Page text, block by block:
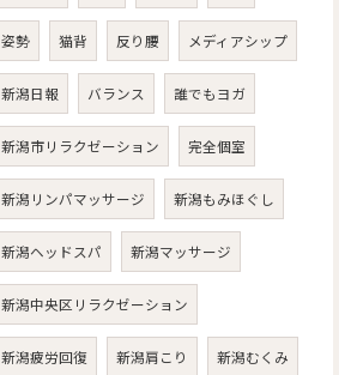
姿勢 猫背 反り腰 メディアシップ
新潟日報 バランス 誰でもヨガ
新潟市リラクゼーション 完全個室
新潟リンパマッサージ 新潟もみほぐし
新潟ヘッドスパ 新潟マッサージ
新潟中央区リラクゼーション
新潟疲労回復 新潟肩こり 新潟むくみ